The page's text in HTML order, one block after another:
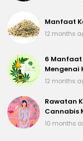
Manfaat
12 months
6 Manfaat
Mengenai
12 months
Rawatan
Cannabis
10 months